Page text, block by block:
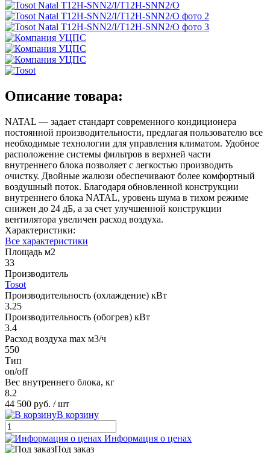
Описание товара:
NATAL — задает стандарт современного кондиционера
постоянной производительности, предлагая пользователю все
необходимые технологии для управления климатом. Удобное
расположение системы фильтров в верхней части
внутреннего блока позволяет с легкостью производить
очистку. Двойные жалюзи обеспечивают более комфортный
воздушный поток. Благодаря обновленной конструкции
внутреннего блока NATAL, уровень шума в тихом режиме
снижен до 24 дБ, а за счет улучшенной конструкции
вентилятора увеличен расход воздуха.
Характеристики:
Все характеристики
Площадь м2
33
Производитель
Tosot
Производительность (охлаждение) кВт
3.25
Производительность (обогрев) кВт
3.4
Расход воздуха max м3/ч
550
Тип
on/off
Вес внутреннего блока, кг
8.2
44 500 руб. / шт
В корзину
Информация о ценах
Под заказ